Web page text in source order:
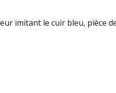
imitant le cuir bleu, pièce